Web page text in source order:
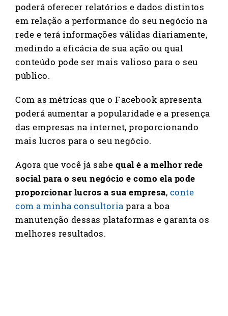
poderá oferecer relatórios e dados distintos
em relação a performance do seu negócio na
rede e terá informações válidas diariamente,
medindo a eficácia de sua ação ou qual
conteúdo pode ser mais valioso para o seu
público.
Com as métricas que o Facebook apresenta
poderá aumentar a popularidade e a presença
das empresas na internet, proporcionando
mais lucros para o seu negócio.
Agora que você já sabe qual é a melhor rede
social para o seu negócio e como ela pode
proporcionar lucros a sua empresa, conte
com a minha consultoria para a boa
manutenção dessas plataformas e garanta os
melhores resultados.